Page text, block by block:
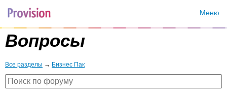
Меню
Вопросы
Все разделы → Бизнес Пак